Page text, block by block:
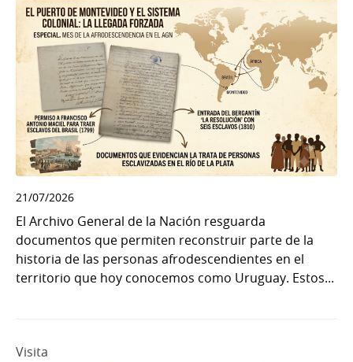
21/07/2026
El Archivo General de la Nación resguarda
documentos que permiten reconstruir parte de la
historia de las personas afrodescendientes en el
territorio que hoy conocemos como Uruguay. Estos...
Visita